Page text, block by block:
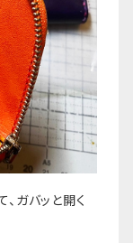
ガバッと開く